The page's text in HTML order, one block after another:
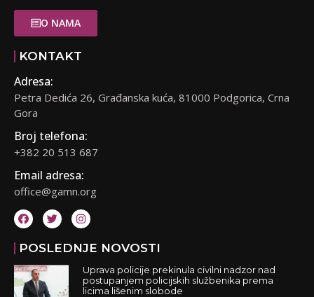
O NAMA
KONTAKT
Adresa:
Petra Dedića 26, Građanska kuća, 81000 Podgorica, Crna
Gora
Broj telefona:
+382 20 513 687
Email adresa:
office@gamn.org
POSLEDNJE NOVOSTI
Uprava policije prekinula civilni nadzor nad
postupanjem policijskih službenika prema
licima lišenim slobode